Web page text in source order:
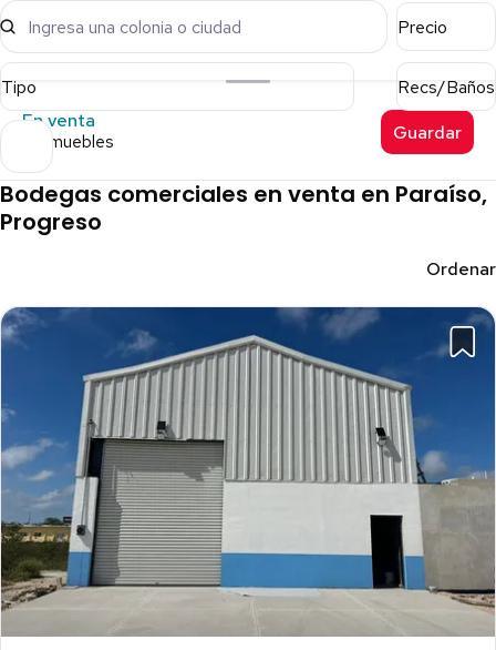
Ingresa una colonia o ciudad Precio
Tipo
Recs/Baños
En venta
6 inmuebles Guardar
Bodegas comerciales en venta en Paraíso,
Progreso
Ordenar